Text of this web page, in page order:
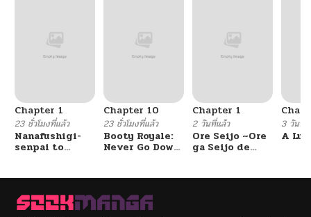
Chapter 1
23 ชั่วโมงที่แล้ว
Nanafushigi-
senpai to
Chapter 10
23 ชั่วโมงที่แล้ว
Booty Royale:
Never Go Down
Chapter 1
2 วันที่แล้ว
Ore Seijo ~Ore
ga Seijo de
Tag Otome
3 วันที่
A